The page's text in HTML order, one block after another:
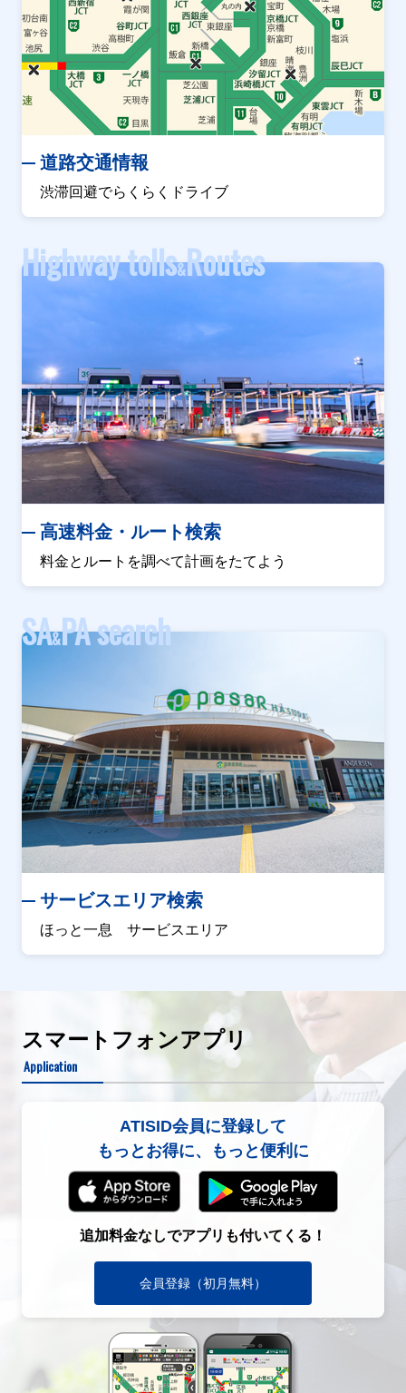
道路交通情報
渋滞回避でらくらくドライブ
Highway tolls&Routes
高速料金・ルート検索
料金とルートを調べて計画をたてよう
SA&PA search
サービスエリア検索
ほっと一息 サービスエリア
スマートフォンアプリ
Application
ATISID会員に登録して
もっとお得に、もっと便利に
追加料金なしでアプリも付いてくる！
会員登録（初月無料）